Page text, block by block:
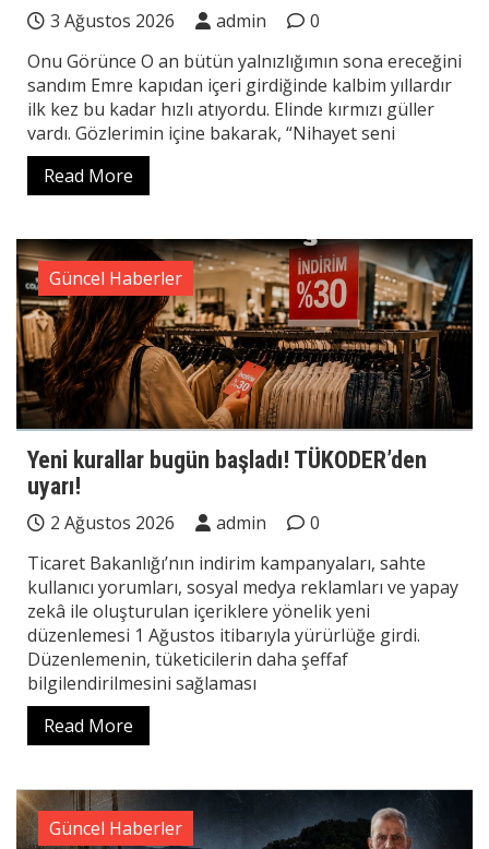
3 Ağustos 2026 admin
0
Onu Görünce O an bütün yalnızlığımın sona ereceğini
sandım Emre kapıdan içeri girdiğinde kalbim yıllardır
ilk kez bu kadar hızlı atıyordu. Elinde kırmızı güller
vardı. Gözlerimin içine bakarak, “Nihayet seni
Read More
Güncel Haberler
Yeni kurallar bugün başladı! TÜKODER’den
uyarı!
2 Ağustos 2026 admin
0
Ticaret Bakanlığı’nın indirim kampanyaları, sahte
kullanıcı yorumları, sosyal medya reklamları ve yapay
zekâ ile oluşturulan içeriklere yönelik yeni
düzenlemesi 1 Ağustos itibarıyla yürürlüğe girdi.
Düzenlemenin, tüketicilerin daha şeffaf
bilgilendirilmesini sağlaması
Read More
Güncel Haberler